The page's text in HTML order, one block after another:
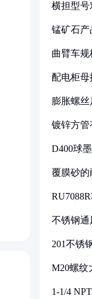
横担型号
锰矿石产
曲臂车
配电柜母
膨胀螺
镀锌方管
D400球
覆膜砂的
不锈钢通
201不锈
M20螺纹
1-1/4